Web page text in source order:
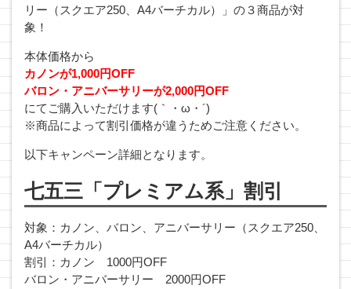
リー（スクエア250、A4バーチカル）」の３商品が対
象！
本体価格から
カノンが1,000円OFF
バロン・アニバーサリーが2,000円OFF
にてご購入いただけます(｀・ω・´)
※商品によって割引価格が違うためご注意ください。
以下キャンペーン詳細となります。
七五三「プレミアム系」割引
対象：カノン、バロン、アニバーサリー（スクエア250、
A4バーチカル）
割引：カノン 1000円OFF
バロン・アニバーサリー 2000円OFF